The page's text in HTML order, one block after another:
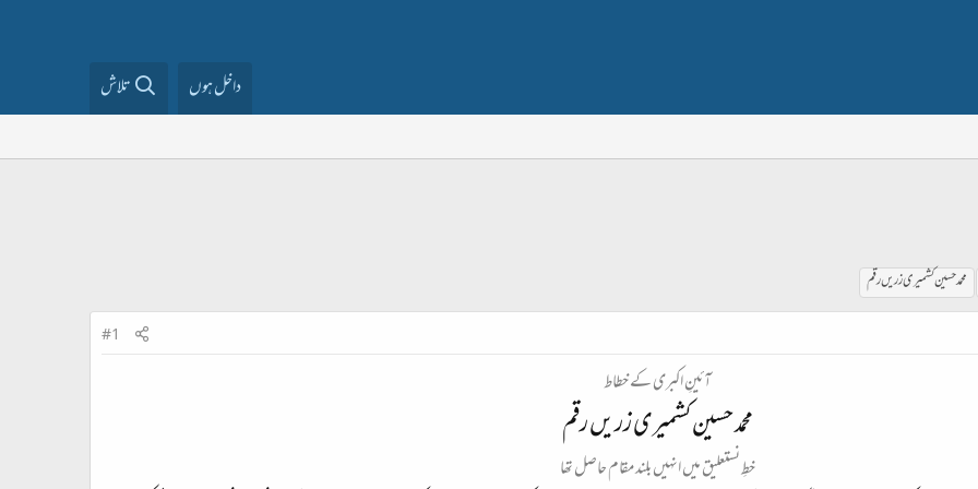
داخل ہوں تلاش
محمد حسین کشمیری زریں رقم
#1
آئینِ اکبری کے خطاط
محمد حسین کشمیری زریں رقم
خطِ نستعلیق میں انہیں بلند مقام حاصل تھا